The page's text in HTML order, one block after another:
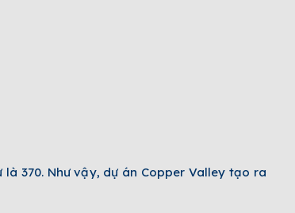
370. Như vậy, dự án Copper Valley tạo ra